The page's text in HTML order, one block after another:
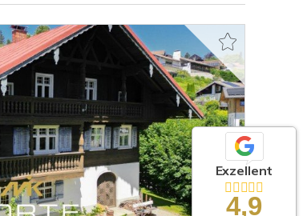
Exzellent
4,9